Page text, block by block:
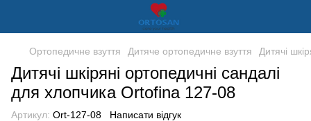
Ортопедичне взуття Дитяче ортопедичне взуття Дитячі
Дитячі шкіряні ортопедичні сандалі
для хлопчика Ortofina 127-08
Артикул: Ort-127-08 Написати відгук